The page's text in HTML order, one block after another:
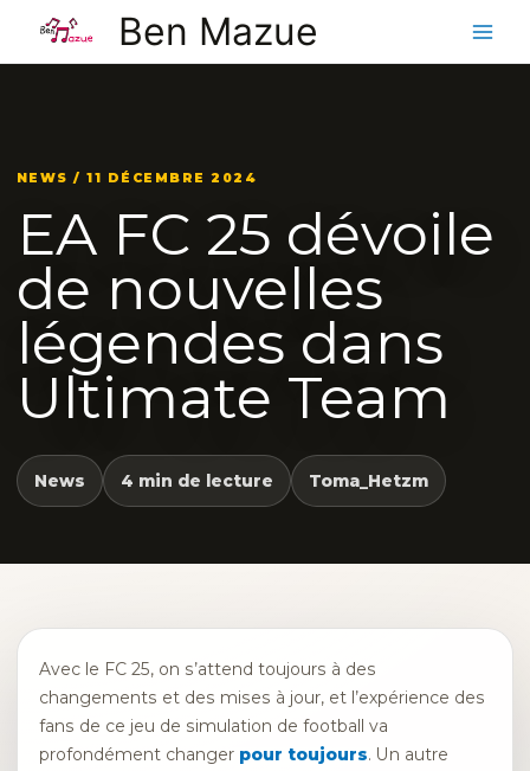
contenu
Ben Mazue
NEWS / 11 DÉCEMBRE 2024
EA FC 25 dévoile
de nouvelles
légendes dans
Ultimate Team
News 4 min de lecture Toma_Hetzm
Avec le FC 25, on s’attend toujours à des
changements et des mises à jour, et l’expérience des
fans de ce jeu de simulation de football va
profondément changer pour toujours. Un autre